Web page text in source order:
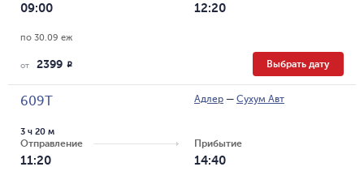
09:00 12:20
по 30.09 еж
от 2399 R Выбрать дату
609Т Адлер — Сухум Авт
Отправление
11:20
3 ч 20 м
Прибытие
14:40